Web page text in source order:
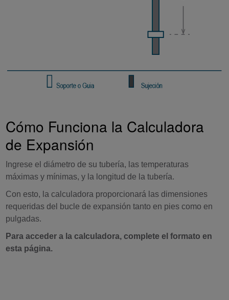
Cómo Funciona la Calculadora
de Expansión
Ingrese el diámetro de su tubería, las temperaturas
máximas y mínimas, y la longitud de la tubería.
Con esto, la calculadora proporcionará las dimensiones
requeridas del bucle de expansión tanto en pies como en
pulgadas.
Para acceder a la calculadora, complete el formato en
esta página.